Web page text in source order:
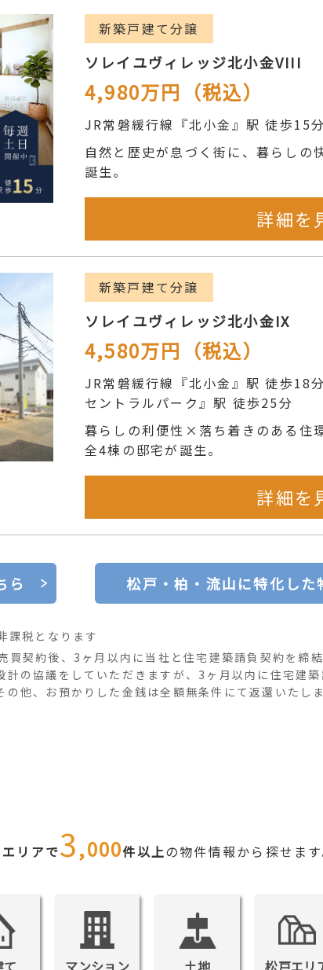
新築戸建て分譲
ソレイユヴィレッジ北小金VIII
4,980万円 （税込）
JR常磐緩行線『北小金』駅 徒歩15分
自然と歴史が息づく街に、暮らしの
誕生。
詳細を
新築戸建て分譲
ソレイユヴィレッジ北小金IX
4,580万円 （税込）
JR常磐緩行線『北小金』駅 徒歩18
セントラルパーク』駅 徒歩25分
暮らしの利便性×落ち着きのある住
全4棟の邸宅が誕生。
詳細を
ら 松戸・柏・流山に特化し
課税となります
契約後、3ヶ月以内に当社と住宅建築請負契約を締
計の協議をしていただきますが、3ヶ月以内に住宅建
他、お預かりした金銭は全額無条件にて返還いたしま
エリアで3,000件以上の物件情報から探せます
て マンション 土地 松戸エリ